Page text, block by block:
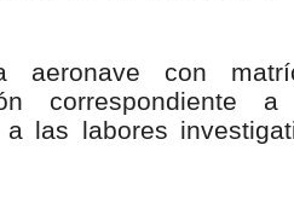
con
correspondiente
las labores